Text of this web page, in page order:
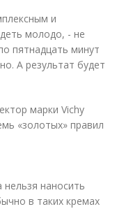
и
молодо, - не
пятнадцать минут
А результат будет
марки Vichy
«золотых» правил
наносить
в таких кремах